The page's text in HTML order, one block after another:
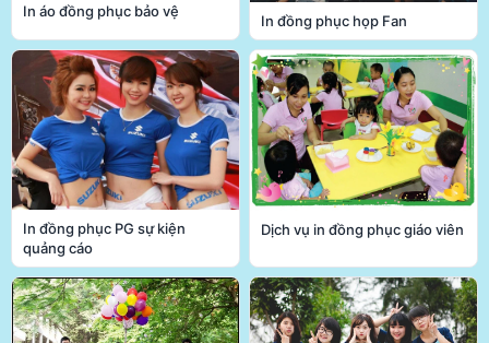
In áo đồng phục bảo vệ
In đồng phục họp Fan
In đồng phục PG sự kiện
quảng cáo
Dịch vụ in đồng phục giáo viên